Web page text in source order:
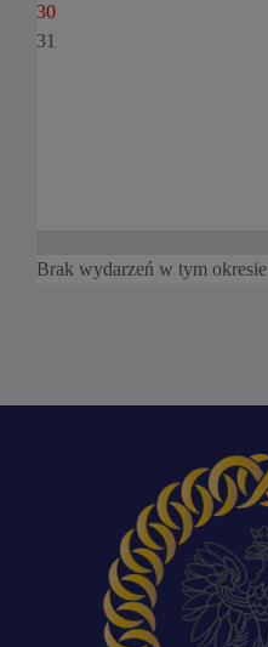
30
31
Brak wydarzeń w tym okresie